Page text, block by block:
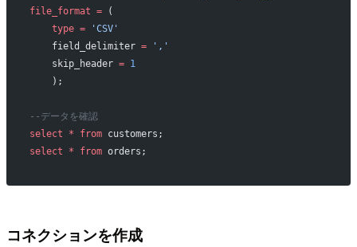
file_format = (
    type
= 'CSV'
    field_delimiter
= ','
    skip_header
= 1
    );
--データを確認
select * from customers;
select * from orders;
コネクションを作成